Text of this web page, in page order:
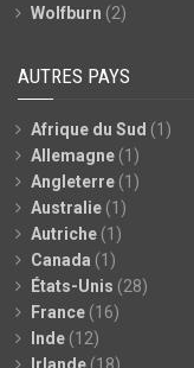
Wolfburn (2)
AUTRES PAYS
Afrique du Sud (1)
Allemagne (1)
Angleterre (1)
Australie (1)
Autriche (1)
Canada (1)
États-Unis (28)
France (16)
Inde (12)
Irlande (18)